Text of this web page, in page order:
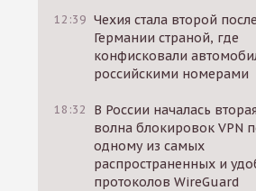
12:39 Чехия стала второй после
Германии страной, где
конфисковали
российскими номерами
18:32
В России началась вторая
волна блокировок VPN
одному из самых
распространенных и
протоколов WireGuard